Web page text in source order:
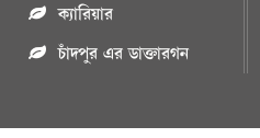
ক্যারিয়ার
চাঁদপুর এর ডাক্তারগন